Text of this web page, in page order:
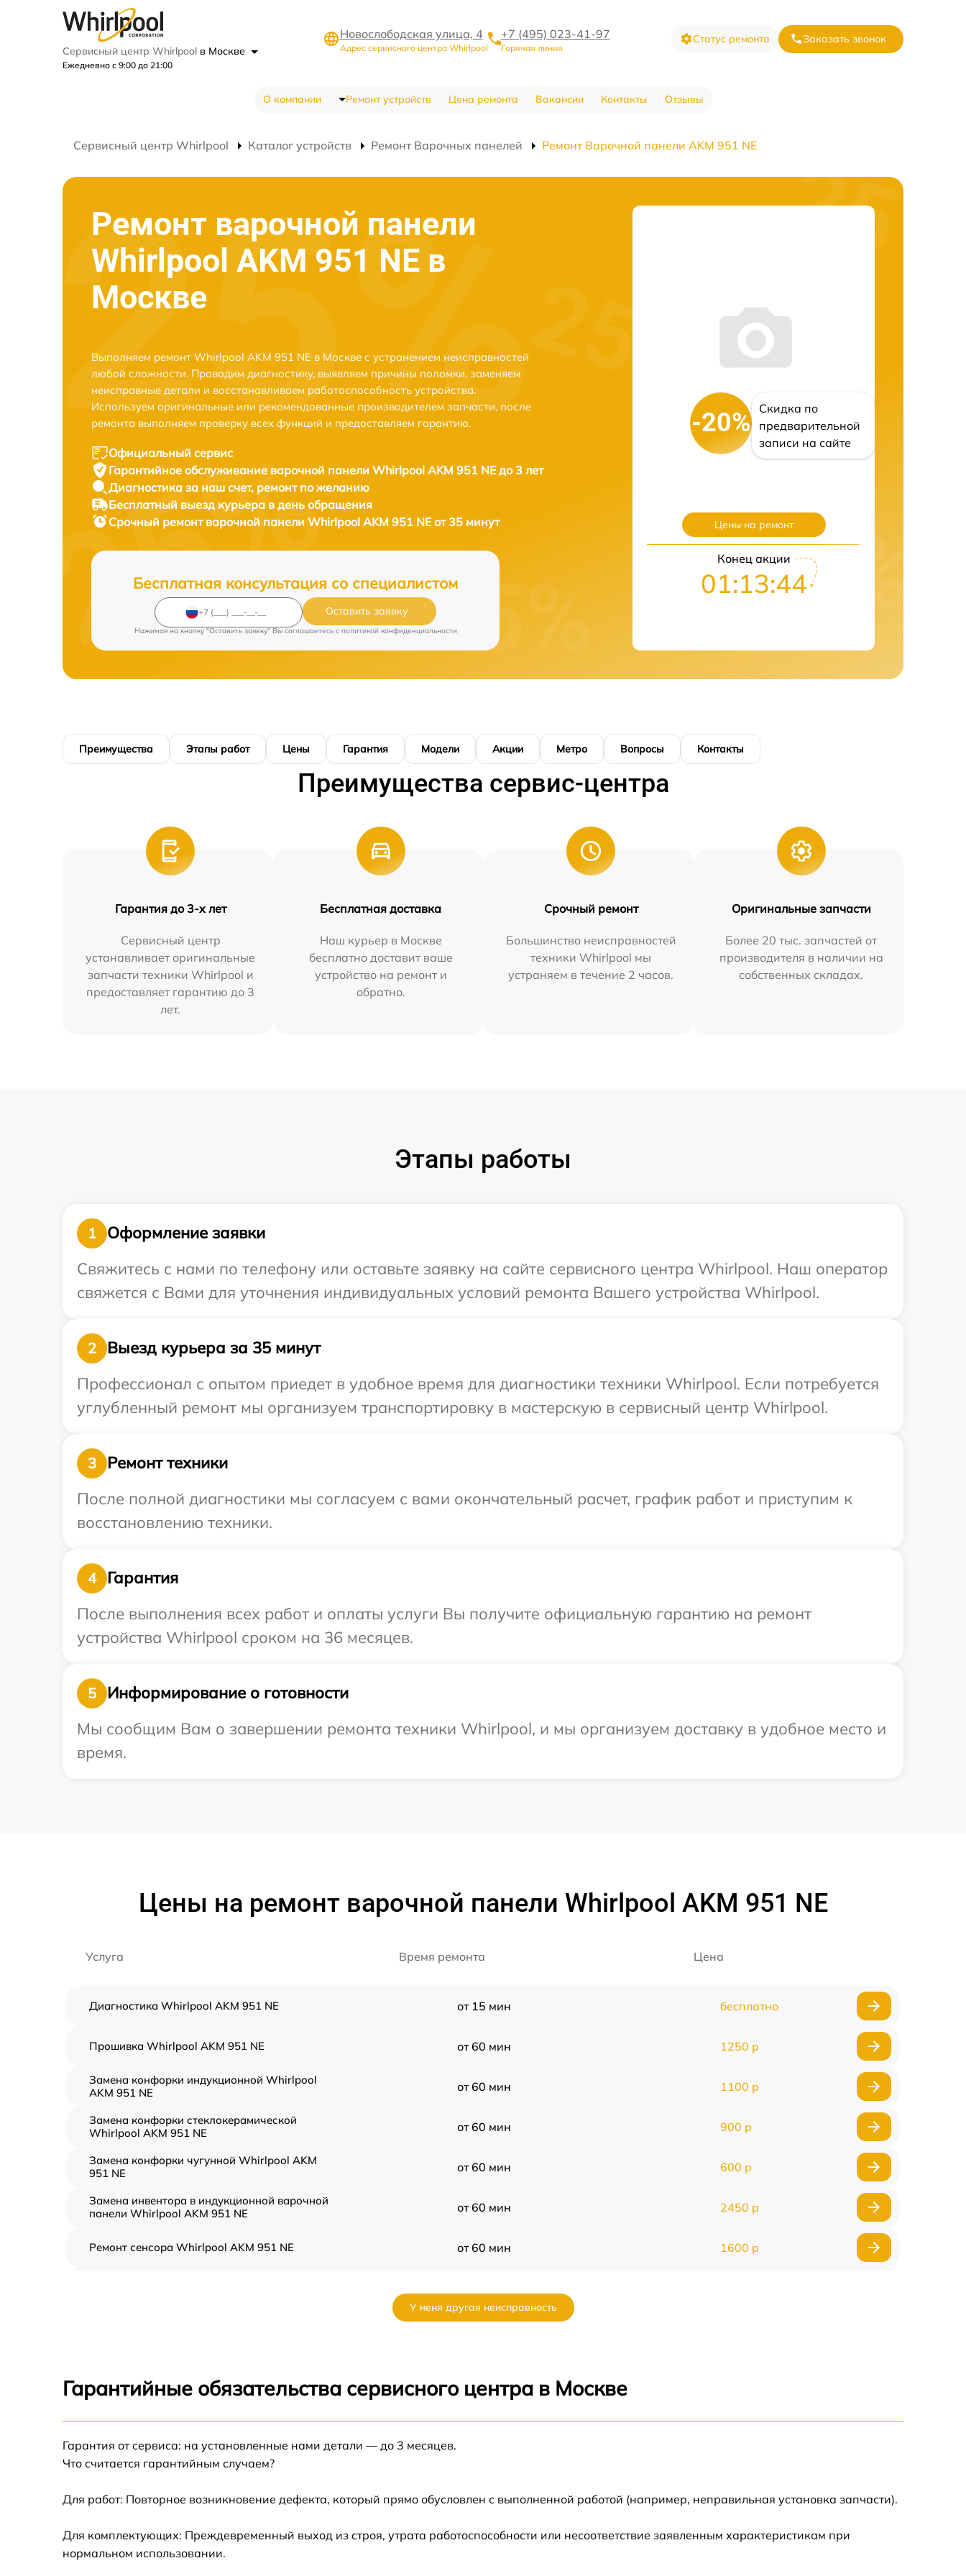
Сервисный центр Whirlpool в Москве
Ежедневно с 9:00 до 21:00
Новослободская улица, 4
Адрес сервисного центра Whirlpool
+7 (495) 023-41-97
Горячая линия
Статус ремонта Заказать звонок
О компании Ремонт устройств Цена ремонта Вакансии Контакты Отзывы
Сервисный центр Whirlpool Каталог устройств Ремонт Варочных панелей Ремонт Варочной панели AKM 951 NE
Ремонт варочной панели
Whirlpool AKM 951 NE в
Москве
Выполняем ремонт Whirlpool AKM 951 NE в Москве с устранением неисправностей
любой сложности. Проводим диагностику, выявляем причины поломки, заменяем
неисправные детали и восстанавливаем работоспособность устройства.
Используем оригинальные или рекомендованные производителем запчасти, после
ремонта выполняем проверку всех функций и предоставляем гарантию.
Официальный сервис
Гарантийное обслуживание варочной панели Whirlpool AKM 951 NE до 3 лет
Диагностика за наш счет, ремонт по желанию
Бесплатный выезд курьера в день обращения
Срочный ремонт варочной панели Whirlpool AKM 951 NE от 35 минут
Бесплатная консультация со специалистом
Оставить заявку
Нажимая на кнопку "Оставить заявку" Вы соглашаетесь c политикой конфиденциальности
-20%
Скидка по
предварительной
записи на сайте
Цены на ремонт
Конец акции
01:13:43
Преимущества Этапы работ Цены Гарантия Модели Акции Метро Вопросы Контакты
Преимущества сервис-центра
Гарантия до 3-х лет
Сервисный центр
устанавливает оригинальные
запчасти техники Whirlpool и
предоставляет гарантию до 3
лет.
Бесплатная доставка
Наш курьер в Москве
бесплатно доставит ваше
устройство на ремонт и
обратно.
Срочный ремонт
Большинство неисправностей
техники Whirlpool мы
устраняем в течение 2 часов.
Оригинальные запчасти
Более 20 тыс. запчастей от
производителя в наличии на
собственных складах.
Этапы работы
1
Оформление заявки
Свяжитесь с нами по телефону или оставьте заявку на сайте сервисного центра Whirlpool. Наш оператор
свяжется с Вами для уточнения индивидуальных условий ремонта Вашего устройства Whirlpool.
2
Выезд курьера за 35 минут
Профессионал с опытом приедет в удобное время для диагностики техники Whirlpool. Если потребуется
углубленный ремонт мы организуем транспортировку в мастерскую в сервисный центр Whirlpool.
3
Ремонт техники
После полной диагностики мы согласуем с вами окончательный расчет, график работ и приступим к
восстановлению техники.
4
Гарантия
После выполнения всех работ и оплаты услуги Вы получите официальную гарантию на ремонт
устройства Whirlpool сроком на 36 месяцев.
5
Информирование о готовности
Мы сообщим Вам о завершении ремонта техники Whirlpool, и мы организуем доставку в удобное место и
время.
Цены на ремонт варочной панели Whirlpool AKM 951 NE
Услуга Время ремонта Цена
Диагностика Whirlpool AKM 951 NE от 15 мин бесплатно
Прошивка Whirlpool AKM 951 NE от 60 мин 1250 р
Замена конфорки индукционной Whirlpool
AKM 951 NE
от 60 мин 1100 р
Замена конфорки стеклокерамической
Whirlpool AKM 951 NE
от 60 мин 900 р
Замена конфорки чугунной Whirlpool AKM
951 NE
от 60 мин 600 р
Замена инвентора в индукционной варочной
панели Whirlpool AKM 951 NE
от 60 мин 2450 р
Ремонт сенсора Whirlpool AKM 951 NE от 60 мин 1600 р
Замена сенсора Whirlpool AKM 951 NE
У меня другая неисправность
Гарантийные обязательства сервисного центра в Москве
Гарантия от сервиса: на установленные нами детали — до 3 месяцев.
Что считается гарантийным случаем?
Для работ: Повторное возникновение дефекта, который прямо обусловлен с выполненной работой (например, неправильная установка запчасти).
Для комплектующих: Преждевременный выход из строя, утрата работоспособности или несоответствие заявленным характеристикам при
нормальном использовании.